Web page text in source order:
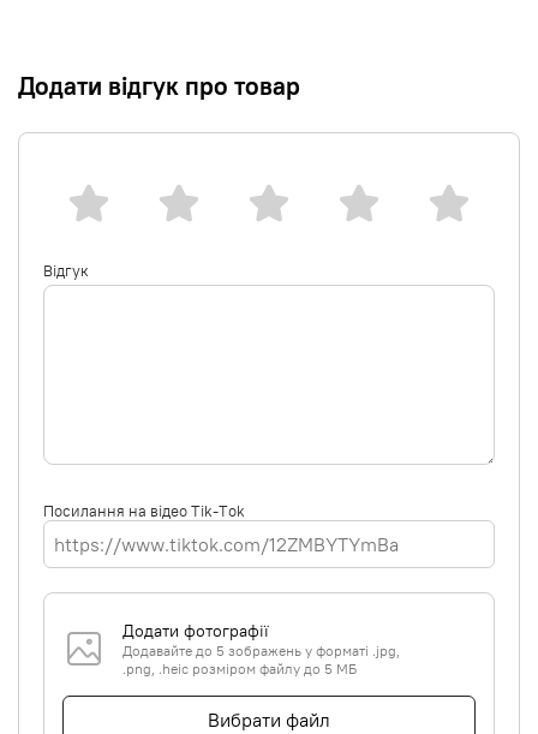
Додати відгук про товар
Відгук
Посилання на відео Tik-Tok
Додати фотографії
Додавайте до 5 зображень у форматі .jpg,
.png, .heic розміром файлу до 5 МБ
Вибрати файл